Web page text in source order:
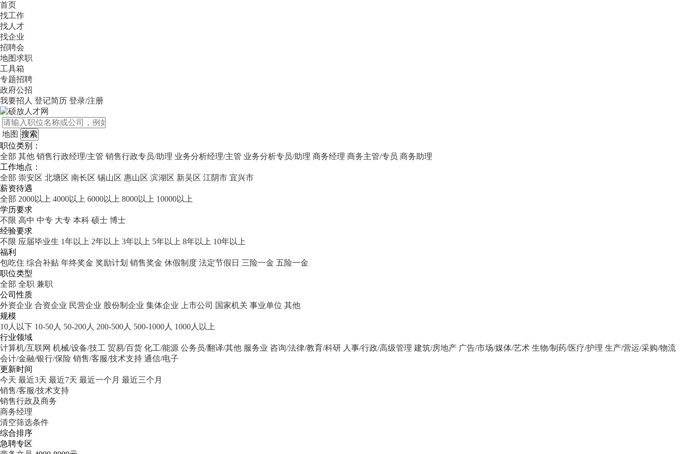
首页
找工作
找人才
找企业
招聘会
地图求职
工具箱
专题招聘
政府公招
我要招人 登记简历 登录/注册
地图
职位类别：
全部 其他 销售行政经理/主管 销售行政专员/助理 业务分析经理/主管 业务分析专员/助理 商务经理 商务主管/专员 商务助理
工作地点：
全部 崇安区 北塘区 南长区 锡山区 惠山区 滨湖区 新吴区 江阴市 宜兴市
薪资待遇
全部 2000以上 4000以上 6000以上 8000以上 10000以上
学历要求
不限 高中 中专 大专 本科 硕士 博士
经验要求
不限 应届毕业生 1年以上 2年以上 3年以上 5年以上 8年以上 10年以上
福利
包吃住 综合补贴 年终奖金 奖励计划 销售奖金 休假制度 法定节假日 三险一金 五险一金
职位类型
全部 全职 兼职
公司性质
外资企业 合资企业 民营企业 股份制企业 集体企业 上市公司 国家机关 事业单位 其他
规模
10人以下 10-50人 50-200人 200-500人 500-1000人 1000人以上
行业领域
计算机/互联网 机械/设备/技工 贸易/百货 化工/能源 公务员/翻译/其他 服务业 咨询/法律/教育/科研 人事/行政/高级管理 建筑/房地产 广告/市场/媒体/艺术 生物/制药/医疗/护理 生产/营运/采购/物流
会计/金融/银行/保险 销售/客服/技术支持 通信/电子
更新时间
今天 最近3天 最近7天 最近一个月 最近三个月
销售/客服/技术支持
销售行政及商务
商务经理
清空筛选条件
综合排序
急聘专区